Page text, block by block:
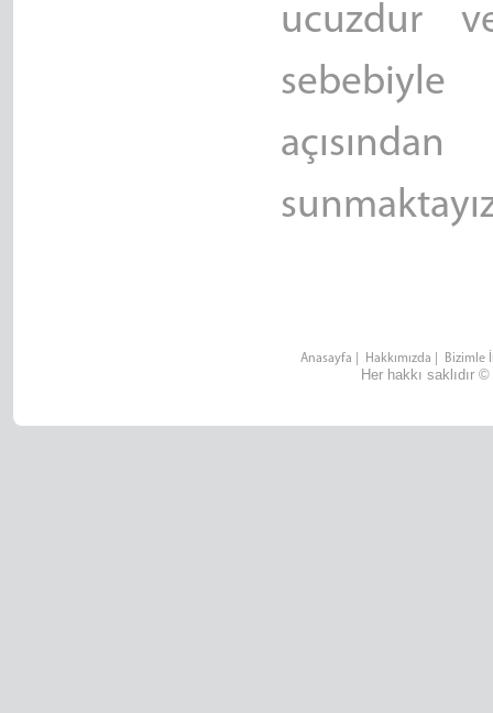
ucuzdur
Anasayfa Hakkımızda Bizimle
Her hakkı saklıdır